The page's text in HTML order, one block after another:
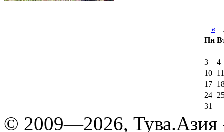
«
Пн
3
4
10
11
17
24
31
© 2009—2026, Тува.Азия